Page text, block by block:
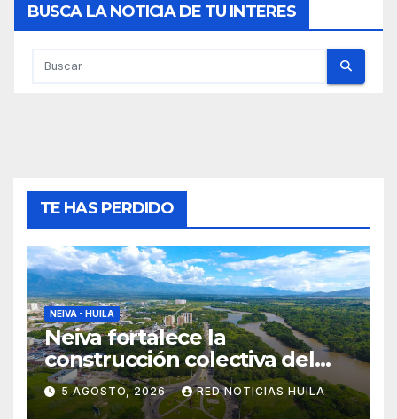
BUSCA LA NOTICIA DE TU INTERES
TE HAS PERDIDO
NEIVA - HUILA
Neiva fortalece la
construcción colectiva del
POT
5 AGOSTO, 2026 RED NOTICIAS HUILA